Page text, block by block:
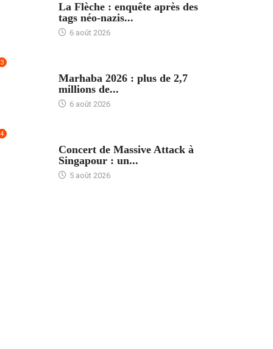
La Flèche : enquête après des
tags néo-nazis...
6 août 2026
3
Marhaba 2026 : plus de 2,7
millions de...
6 août 2026
4
Concert de Massive Attack à
Singapour : un...
5 août 2026